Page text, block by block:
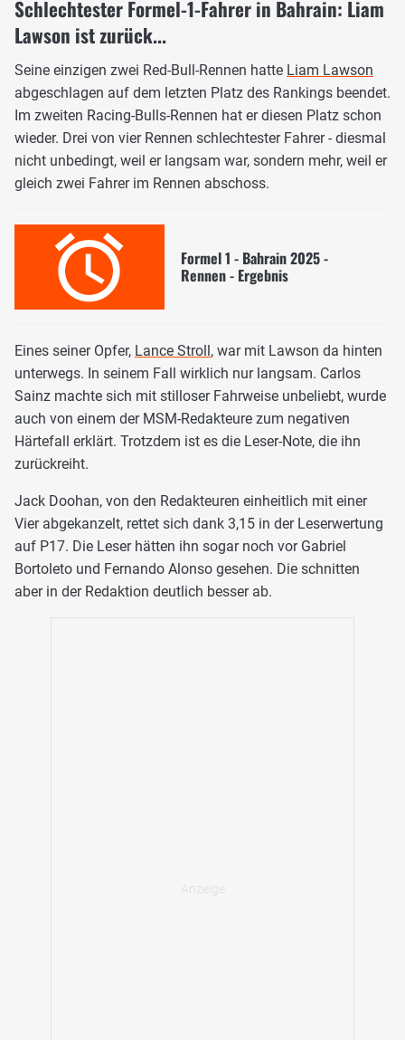
Schlechtester Formel-1-Fahrer in Bahrain: Liam
Lawson ist zurück...
Seine einzigen zwei Red-Bull-Rennen hatte Liam Lawson
abgeschlagen auf dem letzten Platz des Rankings beendet.
Im zweiten Racing-Bulls-Rennen hat er diesen Platz schon
wieder. Drei von vier Rennen schlechtester Fahrer - diesmal
nicht unbedingt, weil er langsam war, sondern mehr, weil er
gleich zwei Fahrer im Rennen abschoss.
Formel 1 - Bahrain 2025 -
Rennen - Ergebnis
Eines seiner Opfer, Lance Stroll, war mit Lawson da hinten
unterwegs. In seinem Fall wirklich nur langsam. Carlos
Sainz machte sich mit stilloser Fahrweise unbeliebt, wurde
auch von einem der MSM-Redakteure zum negativen
Härtefall erklärt. Trotzdem ist es die Leser-Note, die ihn
zurückreiht.
Jack Doohan, von den Redakteuren einheitlich mit einer
Vier abgekanzelt, rettet sich dank 3,15 in der Leserwertung
auf P17. Die Leser hätten ihn sogar noch vor Gabriel
Bortoleto und Fernando Alonso gesehen. Die schnitten
aber in der Redaktion deutlich besser ab.